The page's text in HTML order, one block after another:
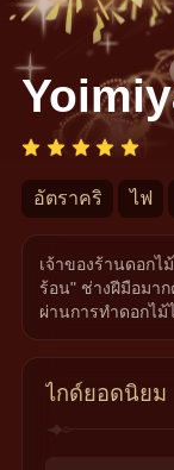
อัตราคริ ไฟ
เจ้าของร้านดอกไ
ร้อน" ช่างฝีมือมา
ผ่านการทำดอกไม้
ไกด์ยอดนิยม